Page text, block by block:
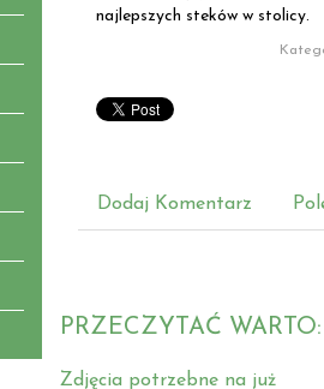
najlepszych steków w stolicy.
Dodaj Komentarz
PRZECZYTAĆ WARTO:
Zdjęcia potrzebne na już